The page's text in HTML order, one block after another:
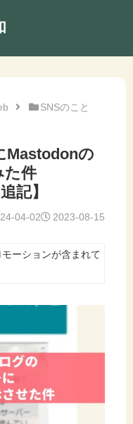
SNSのこと
Mastodonの
た件
記】
2023-08-15
04-02
ーションが含まれて